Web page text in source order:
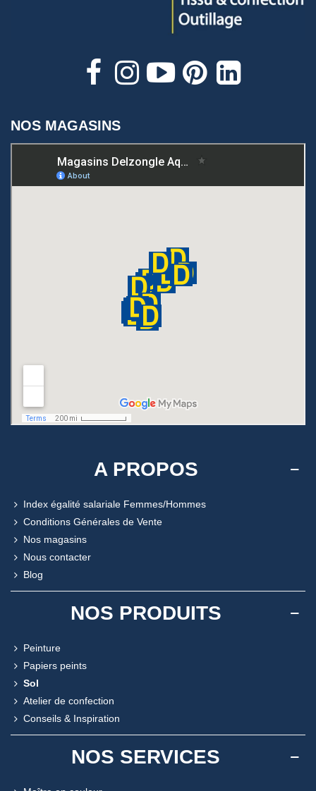
NOS MAGASINS
A PROPOS
Index égalité salariale Femmes/Hommes
Conditions Générales de Vente
Nos magasins
Nous contacter
Blog
NOS PRODUITS
Peinture
Papiers peints
Sol
Atelier de confection
Conseils & Inspiration
NOS SERVICES